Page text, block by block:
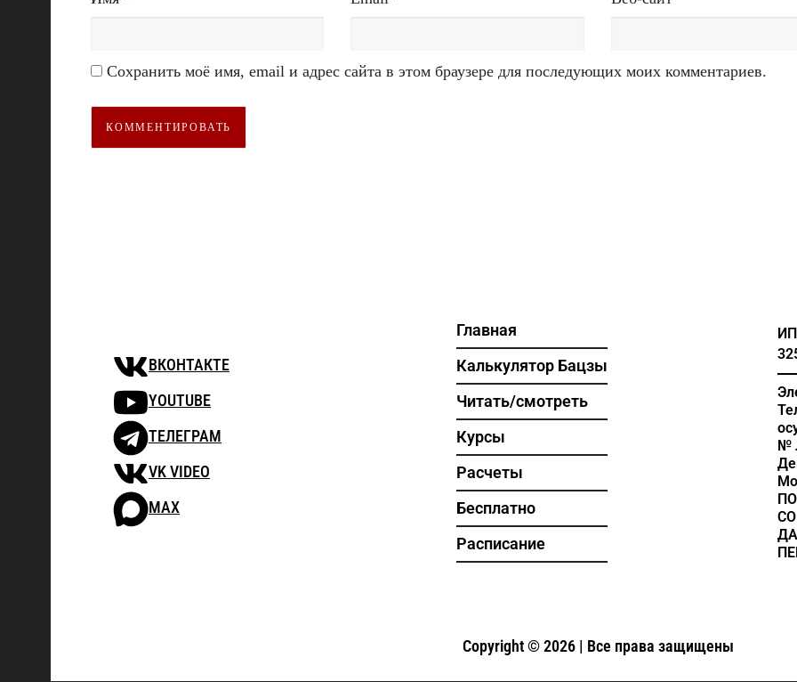
Сохранить моё имя, email и адрес сайта в этом браузере для последующих моих комментариев.
ВКОНТАКТЕ
YOUTUBE
ТЕЛЕГРАМ
VK VIDEO
MAX
Главная
Калькулятор Бацзы
Читать/смотреть
Курсы
Расчеты
Бесплатно
Расписание
№
Copyright © 2026 | Все права защищены